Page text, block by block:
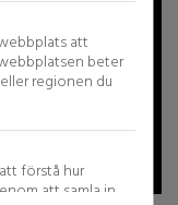
att
beter
regionen du
förstå hur
att samla in